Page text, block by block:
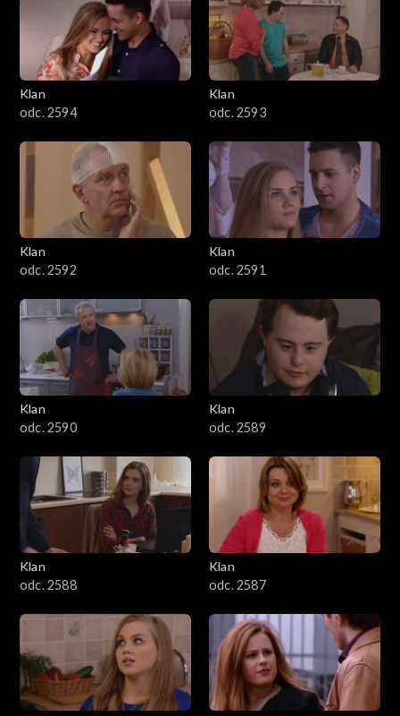
3501–3600
3401–3500
3201–3300
3101–3200
3001–3100
2901–3000
2801–2900
2701–2800
2501–2600
2301–2400
2201–2300
2101–2200
2001–2100
Klan
odc. 2594
Klan
odc. 2593
Klan
odc. 2592
Klan
odc. 2591
Klan
odc. 2590
Klan
odc. 2589
Klan
odc. 2588
Klan
odc. 2587